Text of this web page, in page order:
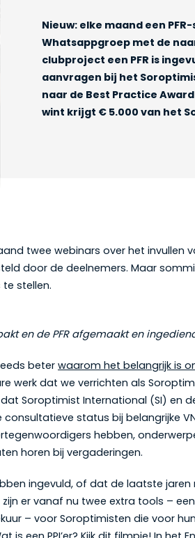
Nieuw: elke maand een
Whatsappgroep met de
clubproject een PFR is
aanvragen bij het
naar de Best Practice
wint krijgt € 5.000 van het
twee webinars over het invullen
door de deelnemers. Maar
stellen.
en de PFR afgemaakt en
beter waarom het belangrijk is om
werk dat we verrichten als
Soroptimist International (SI) en
consultatieve status bij belangrijke
hebben,
horen bij vergaderingen.
ingevuld, of dat de laatste
er vanaf nu twee extra tools – een
– voor Soroptimisten die voor